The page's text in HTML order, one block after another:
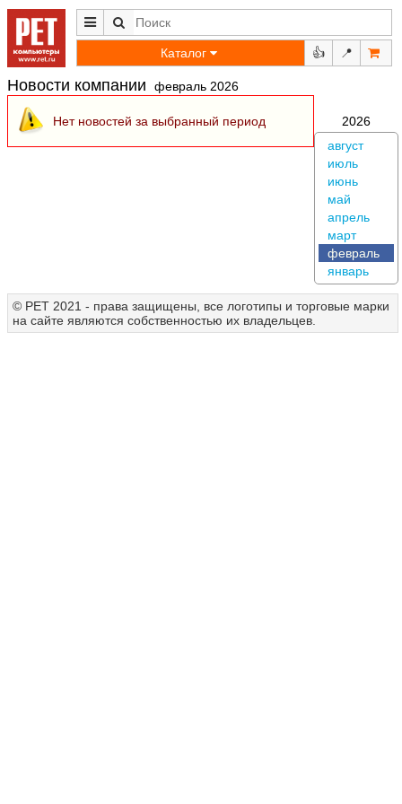
Каталог 👍 📍
Новости компании февраль 2026
Нет новостей за выбранный период
2026
август
июль
июнь
май
апрель
март
февраль
январь
© РЕТ 2021 - права защищены, все логотипы и торговые марки
на сайте являются собственностью их владельцев.